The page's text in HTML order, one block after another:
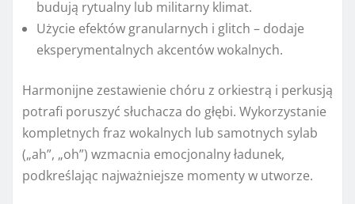
budują rytualny lub militarny klimat.
Użycie efektów granularnych i glitch – dodaje
eksperymentalnych akcentów wokalnych.
Harmonijne zestawienie chóru z orkiestrą i perkusją
potrafi poruszyć słuchacza do głębi. Wykorzystanie
kompletnych fraz wokalnych lub samotnych sylab
(„ah”, „oh”) wzmacnia emocjonalny ładunek,
podkreślając najważniejsze momenty w utworze.